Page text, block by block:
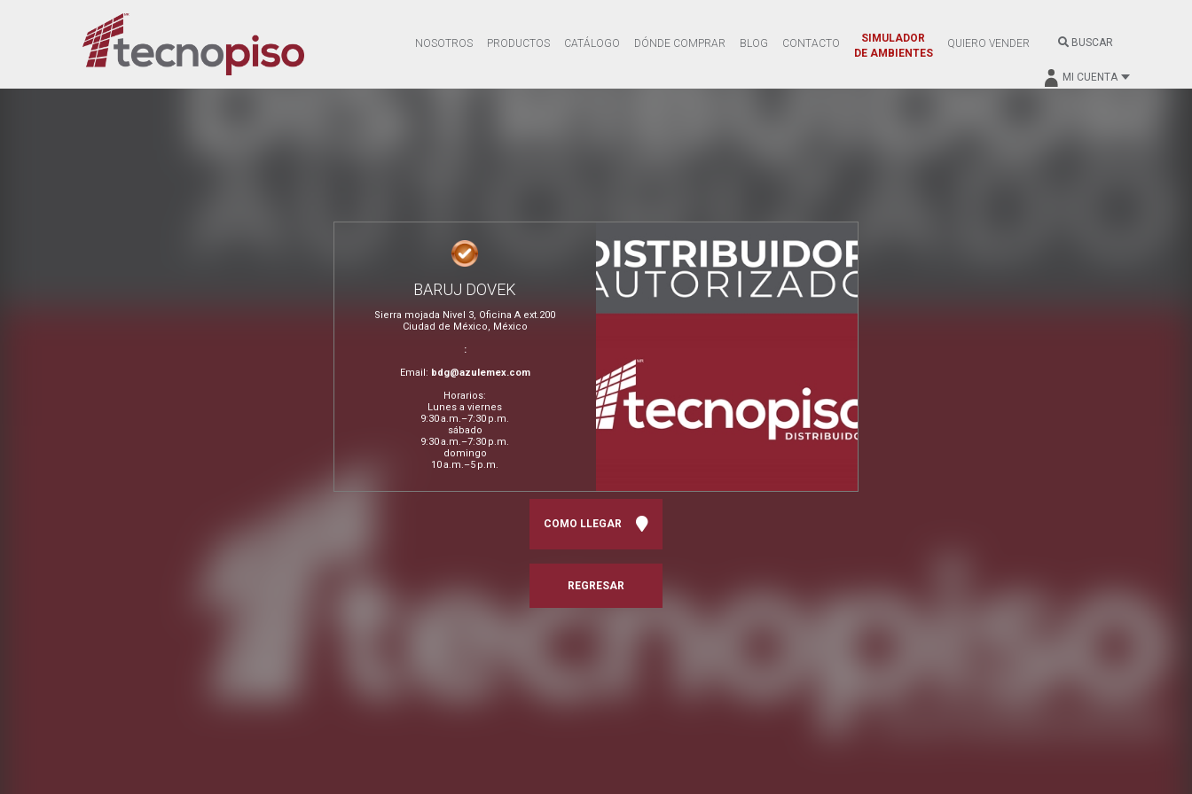
NOSOTROS PRODUCTOS CATÁLOGO DÓNDE COMPRAR BLOG CONTACTO
SIMULADOR
DE AMBIENTES
QUIERO VENDER BUSCAR
MI CUENTA
BARUJ DOVEK
Sierra mojada Nivel 3, Oficina A ext.200
Ciudad de México, México
:
Email: bdg@azulemex.com
Horarios:
Lunes a viernes
9:30 a.m.–7:30 p.m.
sábado
9:30 a.m.–7:30 p.m.
domingo
10 a.m.–5 p.m.
COMO LLEGAR
REGRESAR